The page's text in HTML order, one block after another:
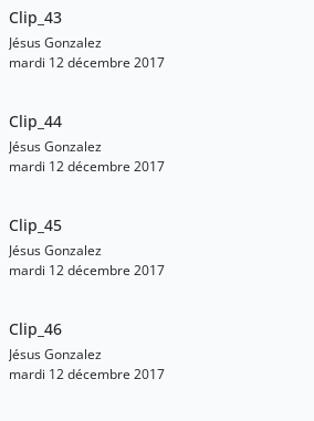
Clip_43
Jésus Gonzalez
mardi 12 décembre 2017
Clip_44
Jésus Gonzalez
mardi 12 décembre 2017
Clip_45
Jésus Gonzalez
mardi 12 décembre 2017
Clip_46
Jésus Gonzalez
mardi 12 décembre 2017